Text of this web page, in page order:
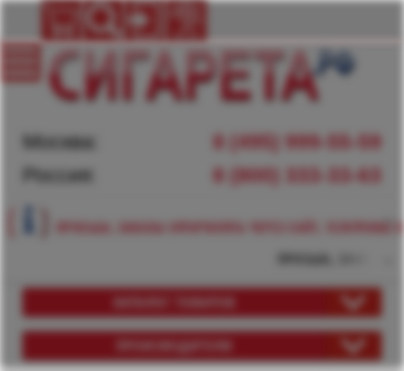
Москва:
Россия:
8 (495) 999-55-59
8 (800) 333-33-63
ПРОСЬБА, ЗАКАЗЫ ОФОРМЛЯТЬ ЧЕРЕЗ САЙТ, ТЕЛЕФОНЫ
КАТАЛОГ ТОВАРОВ
ПРОИЗВОДИТЕЛИ